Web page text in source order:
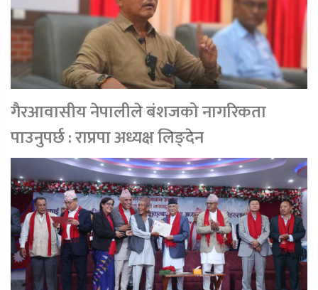
गैरआवासीय नेपालीले बंशजको नागरिकता
पाउनुपर्छ : राप्रपा अध्यक्ष लिङ्देन